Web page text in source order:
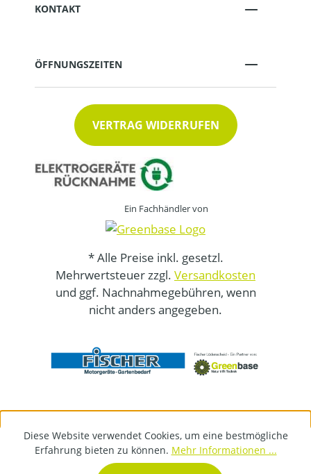
KONTAKT
ÖFFNUNGSZEITEN
VERTRAG WIDERRUFEN
Ein Fachhändler von
* Alle Preise inkl. gesetzl.
Mehrwertsteuer zzgl. Versandkosten
und ggf. Nachnahmegebühren, wenn
nicht anders angegeben.
Diese Website verwendet Cookies, um eine bestmögliche
Erfahrung bieten zu können. Mehr Informationen ...